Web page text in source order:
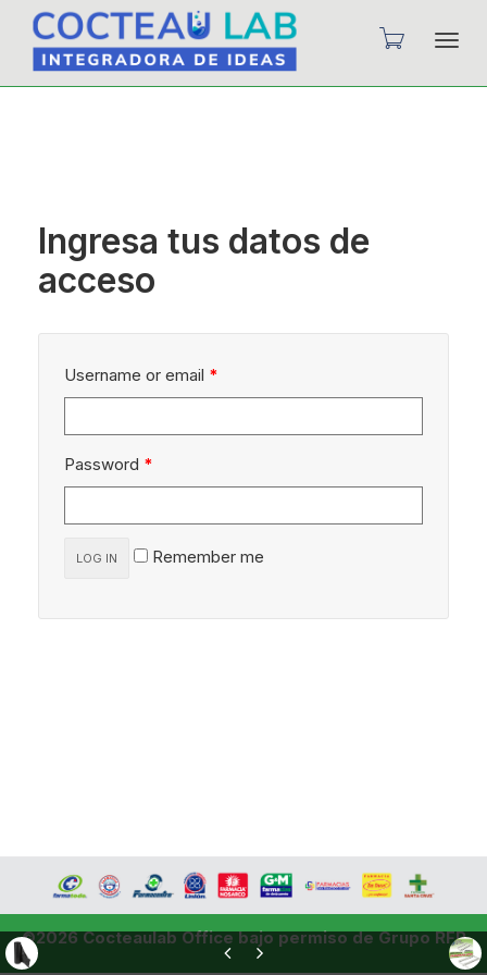
Ingresa tus datos de
acceso
Username or email *
Password *
LOG IN Remember me
©2026 Cocteaulab Office bajo permiso de Grupo RFP